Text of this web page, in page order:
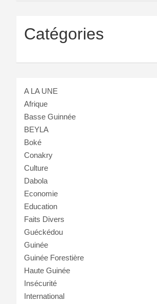
Catégories
A LA UNE
Afrique
Basse Guinnée
BEYLA
Boké
Conakry
Culture
Dabola
Economie
Education
Faits Divers
Guéckédou
Guinée
Guinée Forestière
Haute Guinée
Insécurité
International